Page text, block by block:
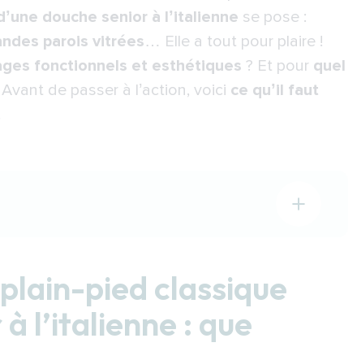
douche senior à l’italienne se pose :
parois vitrées… Elle a tout pour plaire !
fonctionnels et esthétiques ? Et pour quel
de passer à l’action, voici ce qu’il faut
esthétique déjà propice au maintien à
fiable et avantageuse que sa concurrente en
pied classique
l’italienne : que